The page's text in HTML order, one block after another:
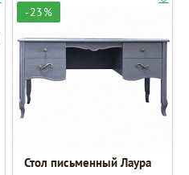
-23%
Стол письменный Лаура